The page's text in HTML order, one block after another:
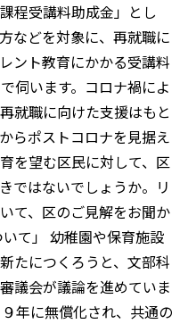
程受講料助成金」とし
などを対象に、再就職に
ント教育にかかる受講料
伺います。コロナ禍によ
就職に向けた支援はもと
らポストコロナを見据え
を望む区民に対して、区
ではないでしょうか。リ
て、区のご見解をお聞か
て」 幼稚園や保育施設
たにつくろうと、文部科
議会が議論を進めていま
年に無償化され、共通の